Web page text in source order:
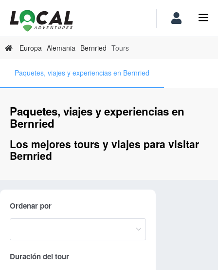
Europa Alemania Bernried Tours
Paquetes, viajes y experiencias en Bernried
Paquetes, viajes y experiencias en
Bernried
Los mejores tours y viajes para visitar
Bernried
Ordenar por
Duración del tour